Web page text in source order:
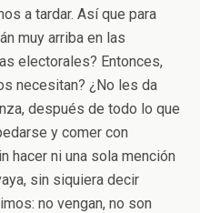
a tardar. Así que para
muy arriba en las
electorales? Entonces,
necesitan? ¿No les da
después de todo lo que
y comer con
hacer ni una sola mención
sin siquiera decir
no vengan, no son